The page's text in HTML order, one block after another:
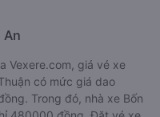
An
Vexere.com, giá vé xe
có mức giá dao
Trong đó, nhà xe Bốn